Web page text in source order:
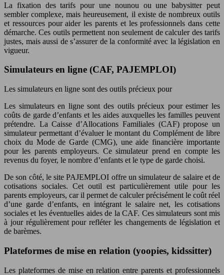
La fixation des tarifs pour une nounou ou une babysitter peut
sembler complexe, mais heureusement, il existe de nombreux outils
et ressources pour aider les parents et les professionnels dans cette
démarche. Ces outils permettent non seulement de calculer des tarifs
justes, mais aussi de s’assurer de la conformité avec la législation en
vigueur.
Simulateurs en ligne (CAF, PAJEMPLOI)
Les simulateurs en ligne sont des outils précieux pour
Les simulateurs en ligne sont des outils précieux pour estimer les
coûts de garde d’enfants et les aides auxquelles les familles peuvent
prétendre. La Caisse d’Allocations Familiales (CAF) propose un
simulateur permettant d’évaluer le montant du Complément de libre
choix du Mode de Garde (CMG), une aide financière importante
pour les parents employeurs. Ce simulateur prend en compte les
revenus du foyer, le nombre d’enfants et le type de garde choisi.
De son côté, le site PAJEMPLOI offre un simulateur de salaire et de
cotisations sociales. Cet outil est particulièrement utile pour les
parents employeurs, car il permet de calculer précisément le coût réel
d’une garde d’enfants, en intégrant le salaire net, les cotisations
sociales et les éventuelles aides de la CAF. Ces simulateurs sont mis
à jour régulièrement pour refléter les changements de législation et
de barèmes.
Plateformes de mise en relation (yoopies, kidssitter)
Les plateformes de mise en relation entre parents et professionnels